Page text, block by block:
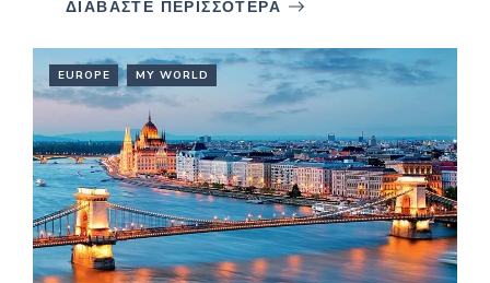
ΔΙΑΒΑΣΤΕ ΠΕΡΙΣΣΟΤΕΡΑ
EUROPE MY WORLD